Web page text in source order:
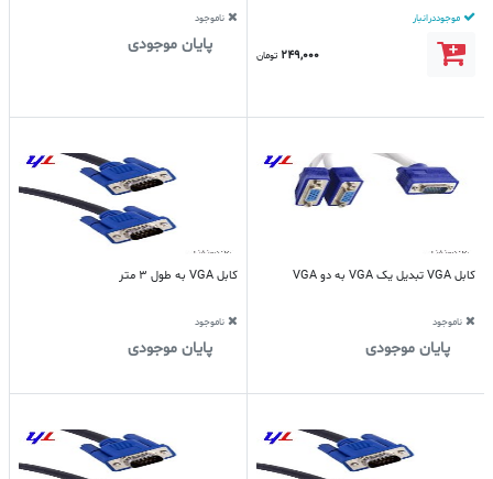
موجود در انبار
249,000 تومان
ناموجود
پایان موجودی
کابل VGA تبدیل یک VGA به دو VGA
ناموجود
پایان موجودی
کابل VGA به طول 3 متر
ناموجود
پایان موجودی